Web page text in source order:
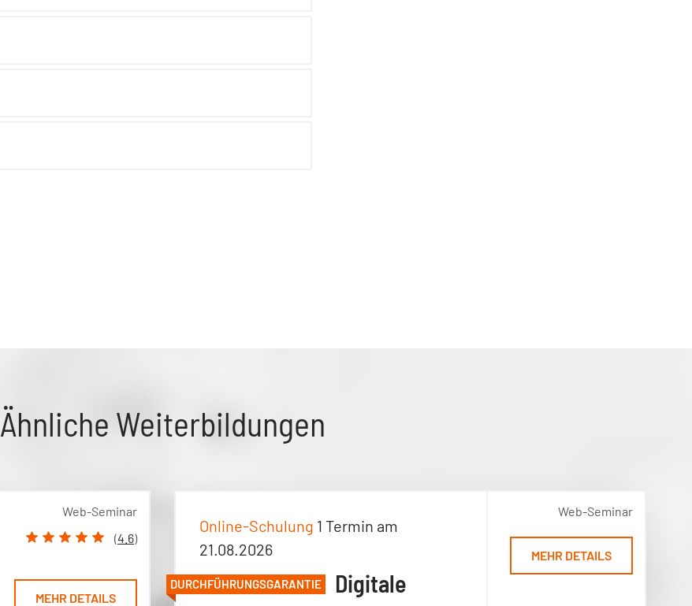
Ähnliche Weiterbildungen
Web-Seminar
(4.6)
MEHR DETAILS
Online-Schulung 1 Termin am
21.08.2026
DURCHFÜHRUNGSGARANTIE
Digitale
Web-Seminar
MEHR DETAILS